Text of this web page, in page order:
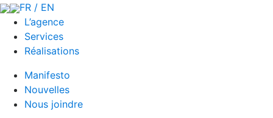
FR / EN
L’agence
Services
Réalisations
Manifesto
Nouvelles
Nous joindre